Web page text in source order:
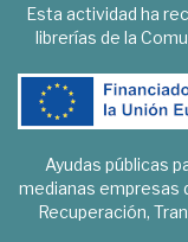
Esta actividad ha
librerías de la
Ayudas públicas
medianas empresas
Recuperación,